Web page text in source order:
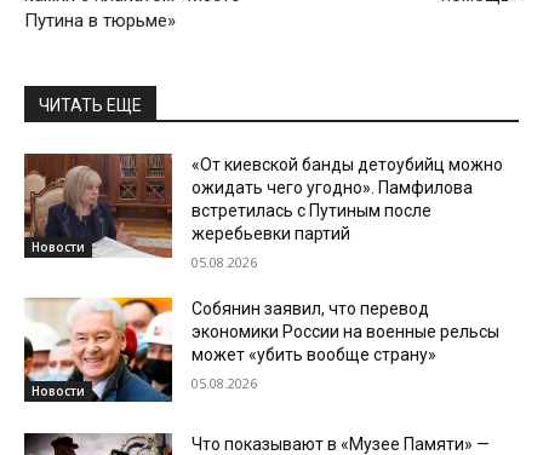
Путина в тюрьме»
ЧИТАТЬ ЕЩЕ
Новости
«От киевской банды детоубийц можно
ожидать чего угодно». Памфилова
встретилась с Путиным после
жеребьевки партий
05.08.2026
Новости
Собянин заявил, что перевод
экономики России на военные рельсы
может «убить вообще страну»
05.08.2026
Что показывают в «Музее Памяти» —